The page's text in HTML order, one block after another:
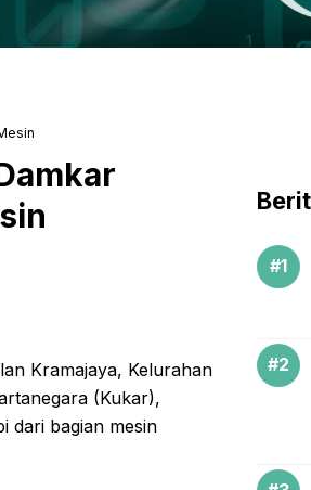
Kramajaya, Kelurahan
(Kukar),
dari bagian mesin